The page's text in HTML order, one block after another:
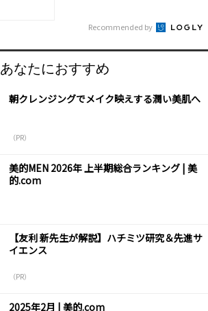
Recommended by
あなたにおすすめ
朝クレンジングでメイク映えする潤い美肌へ
（PR）
美的MEN 2026年 上半期総合ランキング | 美
的.com
【友利 新先生が解説】ハチミツ研究＆先進サ
イエンス
（PR）
2025年2月 | 美的.com